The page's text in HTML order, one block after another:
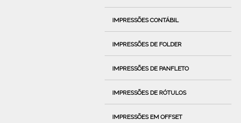
IMPRESSÕES CONTÁBIL
IMPRESSÕES DE FOLDER
IMPRESSÕES DE PANFLETO
IMPRESSÕES DE RÓTULOS
IMPRESSÕES EM OFFSET